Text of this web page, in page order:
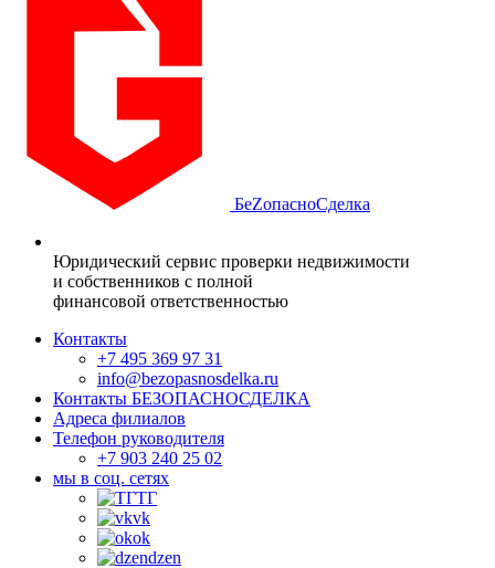
БеZопасноСделка
Юридический сервис проверки недвижимости
и собственников с полной
финансовой ответственностью
Контакты
+7 495 369 97 31
info@bezopasnosdelka.ru
Контакты БЕЗОПАСНОСДЕЛКА
Адреса филиалов
Телефон руководителя
+7 903 240 25 02
мы в соц. сетях
ТГ
vk
ok
dzen